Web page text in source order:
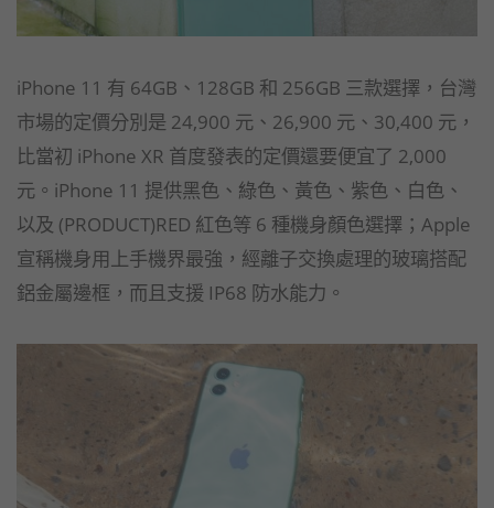
iPhone 11 有 64GB、128GB 和 256GB 三款選擇，台灣
市場的定價分別是 24,900 元、26,900 元、30,400 元，
比當初 iPhone XR 首度發表的定價還要便宜了 2,000
元。iPhone 11 提供黑色、綠色、黃色、紫色、白色、
以及 (PRODUCT)RED 紅色等 6 種機身顏色選擇；Apple
宣稱機身用上手機界最強，經離子交換處理的玻璃搭配
鋁金屬邊框，而且支援 IP68 防水能力。